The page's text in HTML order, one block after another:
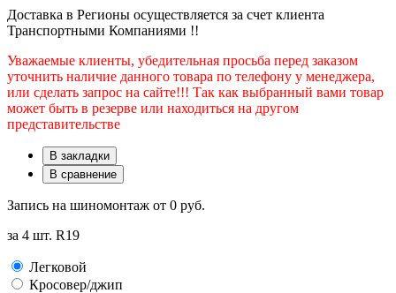
Доставка в Регионы осуществляется за счет клиента
Транспортными Компаниями !!
Уважаемые клиенты, убедительная просьба перед заказом
уточнить наличие данного товара по телефону у менеджера,
или сделать запрос на сайте!!! Так как выбранный вами товар
может быть в резерве или находиться на другом
представительстве
В закладки
В сравнение
Запись на шиномонтаж от 0 руб.
за 4 шт. R19
Легковой
Кросовер/джип